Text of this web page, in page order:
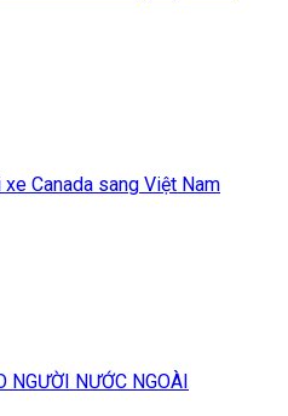
Canada sang Việt Nam
NGƯỜI NƯỚC NGOÀI